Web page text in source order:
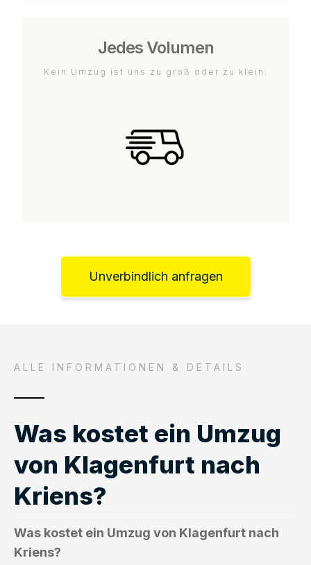
Jedes Volumen
Kein Umzug ist uns zu groß oder zu klein.
Unverbindlich anfragen
ALLE INFORMATIONEN & DETAILS
Was kostet ein Umzug
von Klagenfurt nach
Kriens?
Was kostet ein Umzug von Klagenfurt nach
Kriens?